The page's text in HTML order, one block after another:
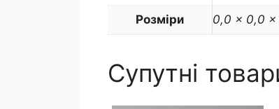
Розміри 0,0 × 0,0
Супутні